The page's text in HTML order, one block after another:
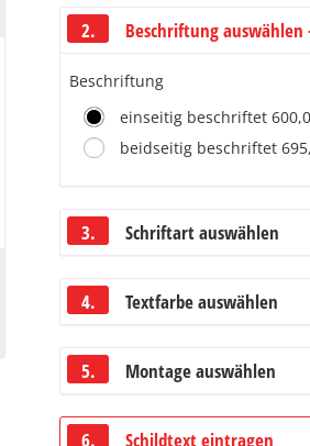
2. Beschriftung
Beschriftung
einseitig beschriftet
beidseitig beschriftet
3. Schriftart auswählen
4. Textfarbe auswählen
5. Montage auswählen
6. Schildtext eintragen